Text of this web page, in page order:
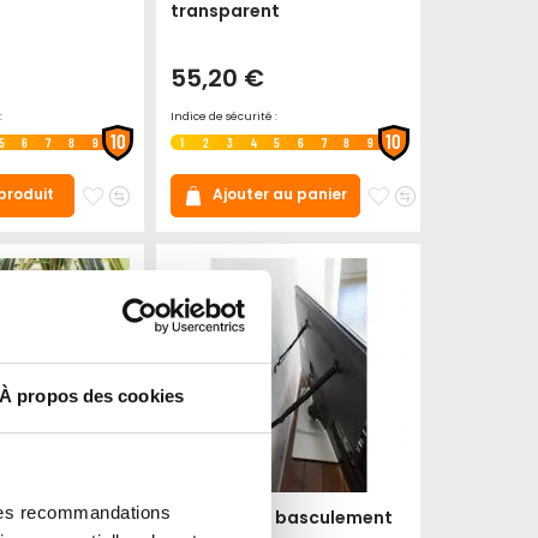
À propos des cookies
recommandations
5 6 7 8 9 10
Ajouter
favoris
Ajouter
transparent
55,20 €
Indice de sécurité :
1 2 3 4 5 6 7 8 9 10
Ajouter au panier
AjouterAjouter
pour
Sangle anti basculement